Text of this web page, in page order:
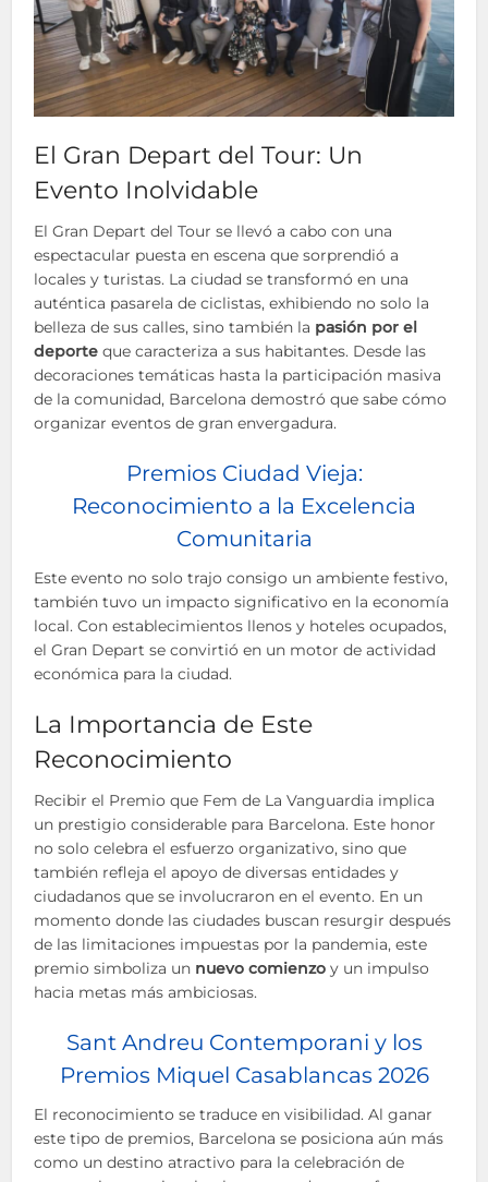
El Gran Depart del Tour: Un
Evento Inolvidable
El Gran Depart del Tour se llevó a cabo con una
espectacular puesta en escena que sorprendió a
locales y turistas. La ciudad se transformó en una
auténtica pasarela de ciclistas, exhibiendo no solo la
belleza de sus calles, sino también la pasión por el
deporte que caracteriza a sus habitantes. Desde las
decoraciones temáticas hasta la participación masiva
de la comunidad, Barcelona demostró que sabe cómo
organizar eventos de gran envergadura.
Premios Ciudad Vieja:
Reconocimiento a la Excelencia
Comunitaria
Este evento no solo trajo consigo un ambiente festivo,
también tuvo un impacto significativo en la economía
local. Con establecimientos llenos y hoteles ocupados,
el Gran Depart se convirtió en un motor de actividad
económica para la ciudad.
La Importancia de Este
Reconocimiento
Recibir el Premio que Fem de La Vanguardia implica
un prestigio considerable para Barcelona. Este honor
no solo celebra el esfuerzo organizativo, sino que
también refleja el apoyo de diversas entidades y
ciudadanos que se involucraron en el evento. En un
momento donde las ciudades buscan resurgir después
de las limitaciones impuestas por la pandemia, este
premio simboliza un nuevo comienzo y un impulso
hacia metas más ambiciosas.
Sant Andreu Contemporani y los
Premios Miquel Casablancas 2026
El reconocimiento se traduce en visibilidad. Al ganar
este tipo de premios, Barcelona se posiciona aún más
como un destino atractivo para la celebración de